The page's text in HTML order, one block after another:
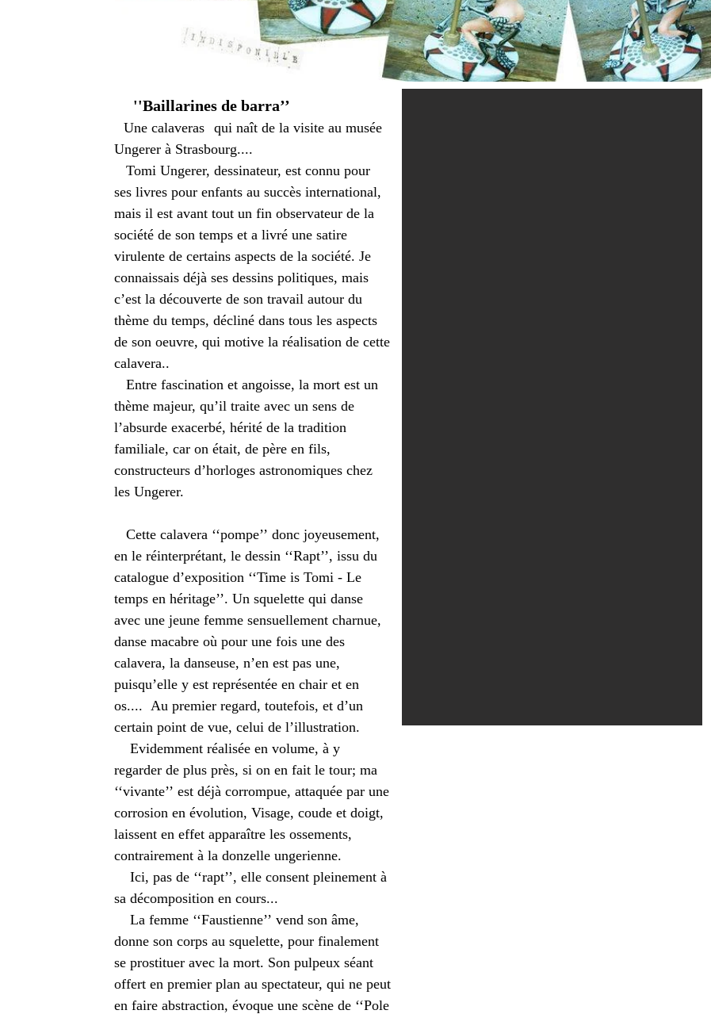
''Baillarines de barra’’
Une calaveras qui naît de la visite au musée
Ungerer à Strasbourg....
Tomi Ungerer, dessinateur, est connu pour
ses livres pour enfants au succès international,
mais il est avant tout un fin observateur de la
société de son temps et a livré une satire
virulente de certains aspects de la société. Je
connaissais déjà ses dessins politiques, mais
c’est la découverte de son travail autour du
thème du temps, décliné dans tous les aspects
de son oeuvre, qui motive la réalisation de cette
calavera..
Entre fascination et angoisse, la mort est un
thème majeur, qu’il traite avec un sens de
l’absurde exacerbé, hérité de la tradition
familiale, car on était, de père en fils,
constructeurs d’horloges astronomiques chez
les Ungerer.
Cette calavera ‘‘pompe’’ donc joyeusement,
en le réinterprétant, le dessin ‘‘Rapt’’, issu du
catalogue d’exposition ‘‘Time is Tomi - Le
temps en héritage’’. Un squelette qui danse
avec une jeune femme sensuellement charnue,
danse macabre où pour une fois une des
calavera, la danseuse, n’en est pas une,
puisqu’elle y est représentée en chair et en
os.... Au premier regard, toutefois, et d’un
certain point de vue, celui de l’illustration.
Evidemment réalisée en volume, à y
regarder de plus près, si on en fait le tour; ma
‘‘vivante’’ est déjà corrompue, attaquée par une
corrosion en évolution, Visage, coude et doigt,
laissent en effet apparaître les ossements,
contrairement à la donzelle ungerienne.
Ici, pas de ‘‘rapt’’, elle consent pleinement à
sa décomposition en cours...
La femme ‘‘Faustienne’’ vend son âme,
donne son corps au squelette, pour finalement
se prostituer avec la mort. Son pulpeux séant
offert en premier plan au spectateur, qui ne peut
en faire abstraction, évoque une scène de ‘‘Pole